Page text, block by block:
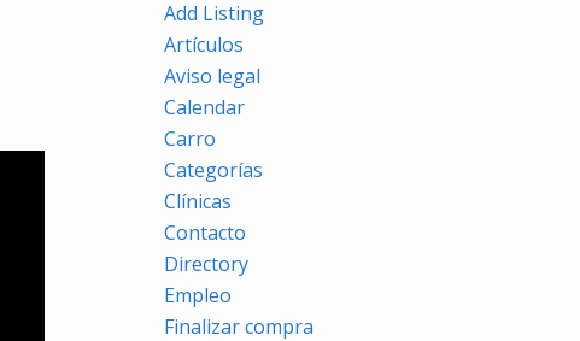
Add Listing
Artículos
Aviso legal
Calendar
Carro
Categorías
Clínicas
Contacto
Directory
Empleo
Finalizar compra